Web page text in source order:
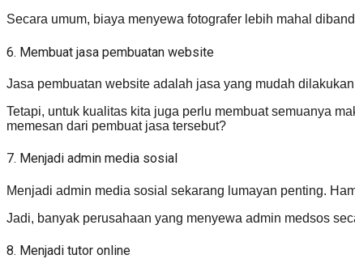
Secara umum, biaya menyewa fotografer lebih mahal
6. Membuat jasa pembuatan website
Jasa pembuatan website adalah jasa yang mudah
Tetapi, untuk kualitas kita juga perlu membuat semuanya
memesan dari pembuat jasa tersebut?
7. Menjadi admin media sosial
Menjadi admin media sosial sekarang lumayan penting.
Jadi, banyak perusahaan yang menyewa admin medsos
8. Menjadi tutor online